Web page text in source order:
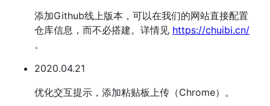
添加Github线上版本，可以在我们的网站直接配置
仓库信息，而不必搭建。详情见 https://chuibi.cn/
。
2020.04.21
优化交互提示，添加粘贴板上传（Chrome）。